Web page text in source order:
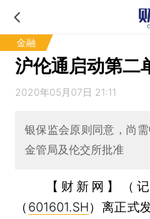
金融
沪伦通启动第二
2020年05月07日 21:11
银保监会原则同意，尚
金管局及伦交所批准
【财新网】（
（ 601601.SH）离正式